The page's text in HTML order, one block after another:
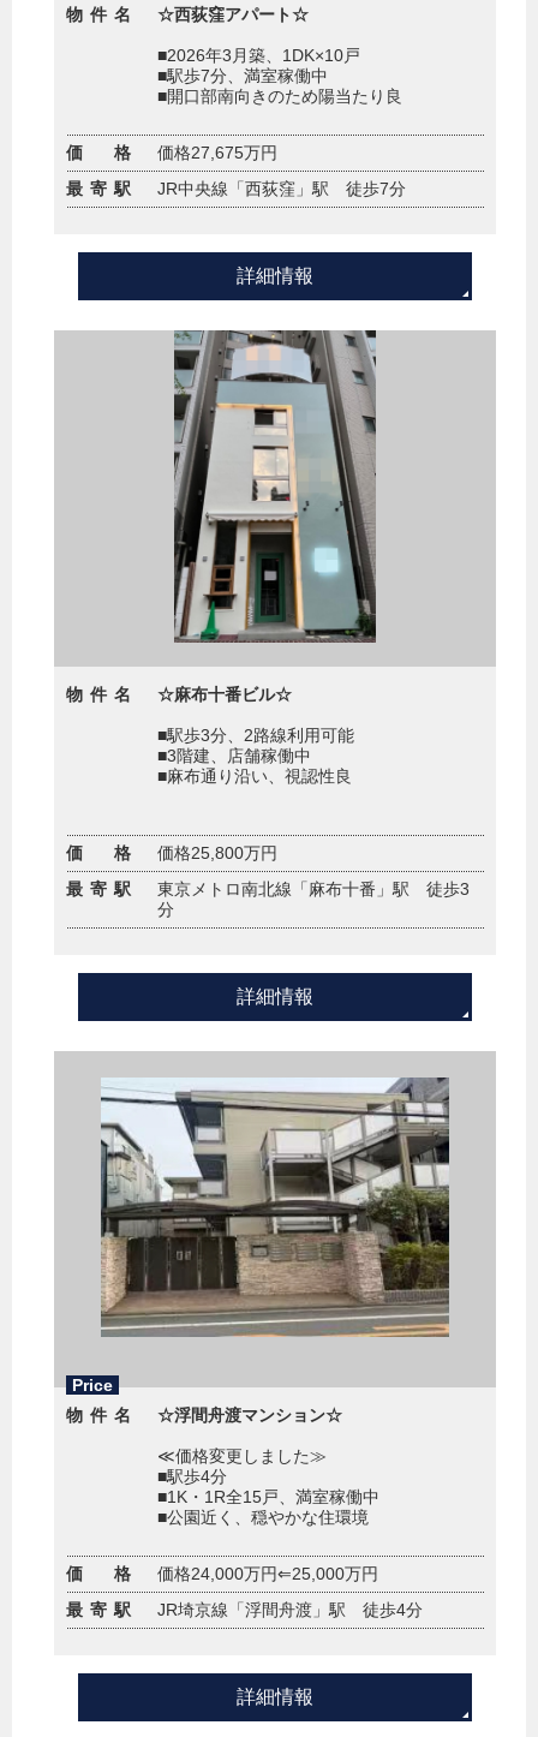
物件名 ☆西荻窪アパート☆
■2026年3月築、1DK×10戸
■駅歩7分、満室稼働中
■開口部南向きのため陽当たり良
価 格
価格27,675万円
最寄駅
JR中央線「西荻窪」駅 徒歩7分
詳細情報
物件名 ☆麻布十番ビル☆
■駅歩3分、2路線利用可能
■3階建、店舗稼働中
■麻布通り沿い、視認性良
価 格
価格25,800万円
最寄駅
東京メトロ南北線「麻布十番」駅 徒歩3
分
詳細情報
Price
物件名
☆浮間舟渡マンション☆
≪価格変更しました≫
■駅歩4分
■1K・1R全15戸、満室稼働中
■公園近く、穏やかな住環境
価 格
価格24,000万円⇐25,000万円
最寄駅
JR埼京線「浮間舟渡」駅 徒歩4分
詳細情報